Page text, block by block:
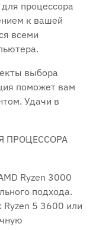
процессора
к вашей
всеми
выбора
поможет вам
Удачи в
ПРОЦЕССОРА
Ryzen 3000
подхода.
Ryzen 5 3600 или